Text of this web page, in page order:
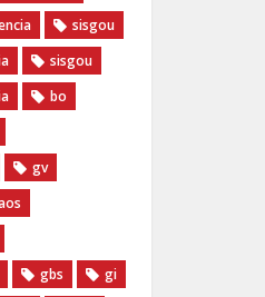
sisgou
sisgou
bo
gv
gbs
gi